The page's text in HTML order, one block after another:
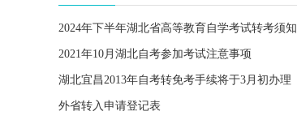
2024年下半年湖北省高等教育自学考试转考须知
2021年10月湖北自考参加考试注意事项
湖北宜昌2013年自考转免考手续将于3月初办理
外省转入申请登记表